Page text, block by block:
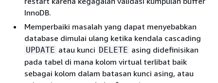
InnoDB.
Memperbaiki masalah yang dapat menyebabkan
database dimulai ulang ketika kendala cascading
UPDATE atau kunci DELETE asing didefinisikan
pada tabel di mana kolom virtual terlibat baik
sebagai kolom dalam batasan kunci asing, atau